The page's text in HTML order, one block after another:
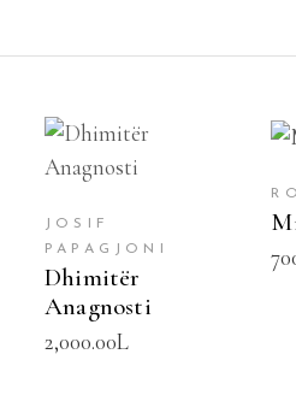
SHPORTË
JOSIF
PAPAGJONI
Dhimitër
Anagnosti
2,000.00L